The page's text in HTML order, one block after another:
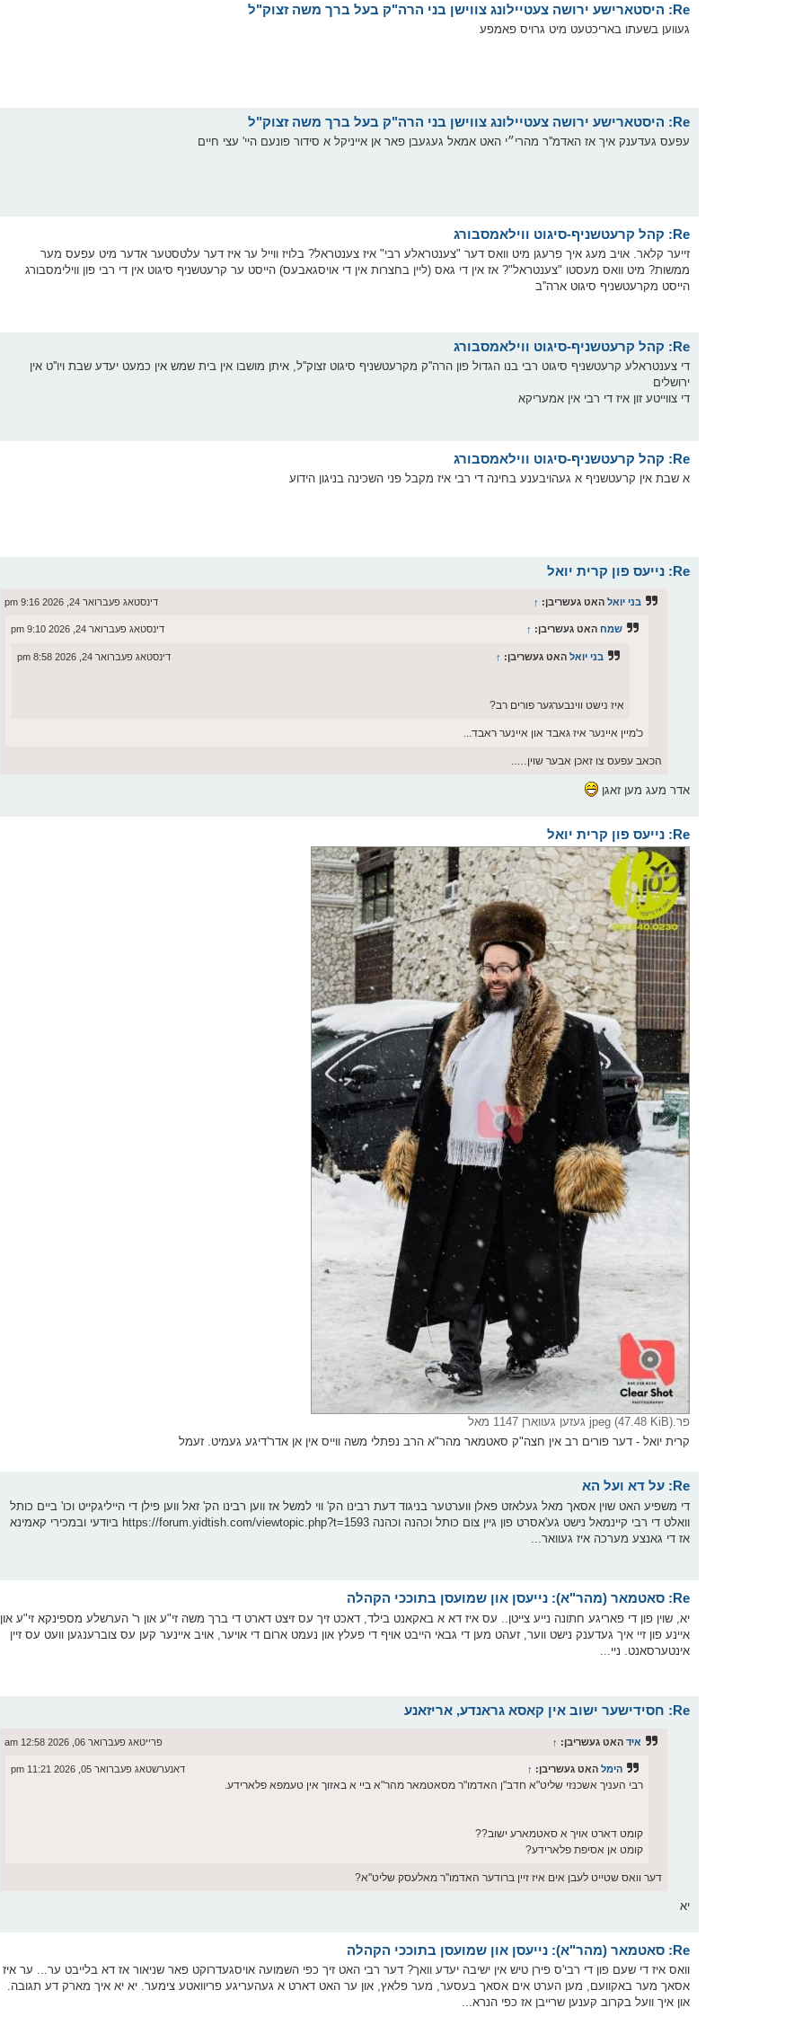
Re: היסטארישע ירושה צעטיילונג צווישן בני הרה"ק בעל ברך משה זצוק"ל
געווען בשעתו באריכטעט מיט גרויס פאמפע
Re: היסטארישע ירושה צעטיילונג צווישן בני הרה"ק בעל ברך משה זצוק"ל
עפעס געדענק איך אז האדמ''ר מהרי״י האט אמאל געגעבן פאר אן אייניקל א סידור פונעם היי' עצי חיים
Re: קהל קרעטשניף-סיגוט ווילאמסבורג
זייער קלאר. אויב מעג איך פרעגן מיט וואס דער "צענטראלע רבי" איז צענטראל? בלויז ווייל ער איז דער עלטסטער אדער מיט עפעס מער
ממשות? מיט וואס מעסטו "צענטראל"? אז אין די גאס (ליין בחצרות אין די אויסגאבעס) הייסט ער קרעטשניף סיגוט אין די רבי פון ווילימסבורג
הייסט מקרעטשניף סיגוט ארה''ב
Re: קהל קרעטשניף-סיגוט ווילאמסבורג
די צענטראלע קרעטשניף סיגוט רבי בנו הגדול פון הרה''ק מקרעטשניף סיגוט זצוק''ל, איתן מושבו אין בית שמש אין כמעט יעדע שבת ויו''ט אין
ירושלים
די צווייטע זון איז די רבי אין אמעריקא
Re: קהל קרעטשניף-סיגוט ווילאמסבורג
א שבת אין קרעטשניף א געהויבענע בחינה די רבי איז מקבל פני השכינה בניגון הידוע
Re: נייעס פון קרית יואל
בני יואל האט געשריבן: ↑ דינסטאג פעברואר 24, 2026 9:16 pm
שמח האט געשריבן: ↑ דינסטאג פעברואר 24, 2026 9:10 pm
בני יואל האט געשריבן: ↑ דינסטאג פעברואר 24, 2026 8:58 pm
איז נישט ווינבערגער פורים רב?
כ'מיין איינער איז גאבד און אײנער ראבד...
הכאב עפעס צו זאכן אבער שוין…..
אדר מעג מען זאגן
Re: נייעס פון קרית יואל
פר.jpeg (47.48 KiB) געזען געווארן 1147 מאל
קרית יואל - דער פורים רב אין חצה"ק סאטמאר מהר"א הרב נפתלי משה ווייס אין אן אדר'דיגע געמיט. זעמל
Re: על דא ועל הא
די משפיע האט שוין אסאך מאל געלאזט פאלן ווערטער בניגוד דעת רבינו הק' ווי למשל אז ווען רבינו הק' זאל ווען פילן די הייליגקייט וכו' ביים כותל
וואלט די רבי קיינמאל נישט גע'אסרט פון גיין צום כותל וכהנה וכהנה https://forum.yidtish.com/viewtopic.php?t=1593 ביודעי ובמכירי קאמינא
אז די גאנצע מערכה איז געוואר...
Re: סאטמאר (מהר"א): נייעסן און שמועסן בתוככי הקהלה
יא, שוין פון די פאריגע חתונה נייע צייטן.. עס איז דא א באקאנט בילד, דאכט זיך עס זיצט דארט די ברך משה זי"ע און ר' הערשלע מספינקא זי"ע און
איינע פון זיי איך געדענק נישט ווער, זעהט מען די גבאי הייבט אויף די פעלץ און נעמט ארום די אויער, אויב איינער קען עס צוברענגען וועט עס זיין
אינטערסאנט. ניי...
Re: חסידישער ישוב אין קאסא גראנדע, אריזאנע
איד האט געשריבן: ↑ פרייטאג פעברואר 06, 2026 12:58 am
הימל האט געשריבן: ↑ דאנערשטאג פעברואר 05, 2026 11:21 pm
רבי העניך אשכנזי שליט"א חדב"ן האדמו"ר מסאטמאר מהר"א ביי א באזוך אין טעמפא פלארידע.
קומט דארט אויך א סאטמארע ישוב??
קומט אן אסיפת פלארידע?
דער וואס שטייט לעבן אים איז זיין ברודער האדמו''ר מאלעסק שליט''א?
יא
Re: סאטמאר (מהר"א): נייעסן און שמועסן בתוככי הקהלה
וואס איז די שעם פון די רבי'ס פירן טיש אין ישיבה יעדע וואך? דער רבי האט זיך כפי השמועה אויסגעדרוקט פאר שניאור אז דא בלייבט ער... ער איז
אסאך מער באקוועם, מען הערט אים אסאך בעסער, מער פלאץ, און ער האט דארט א געהעריגע פריוואטע צימער. יא יא איך מארק דע תגובה.
און איך וועל בקרוב קענען שרייבן אז כפי הנרא...